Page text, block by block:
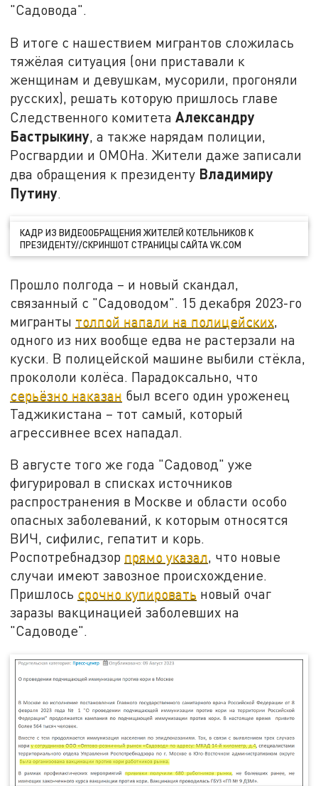
"Садовода".
В итоге с нашествием мигрантов сложилась
тяжёлая ситуация (они приставали к
женщинам и девушкам, мусорили, прогоняли
русских), решать которую пришлось главе
Следственного комитета Александру
Бастрыкину , а также нарядам полиции,
Росгвардии и ОМОНа. Жители даже записали
два обращения к президенту Владимиру
Путину
КАДР ИЗ ВИДЕООБРАЩЕНИЯ ЖИТЕЛЕЙ КОТЕЛЬНИКОВ К
ПРЕЗИДЕНТУ//СКРИНШОТ СТРАНИЦЫ САЙТА VK.COM
Прошло полгода – и новый скандал,
связанный с "Садоводом". 15 декабря 2023-го
мигранты толпой напали на полицейских,
одного из них вообще едва не растерзали на
куски. В полицейской машине выбили стёкла,
прокололи колёса. Парадоксально, что
серьёзно наказан был всего один уроженец
Таджикистана – тот самый, который
агрессивнее всех нападал.
В августе того же года "Садовод" уже
фигурировал в списках источников
распространения в Москве и области особо
опасных заболеваний, к которым относятся
ВИЧ, сифилис, гепатит и корь.
Роспотребнадзор прямо указал, что новые
случаи имеют завозное происхождение.
Пришлось срочно купировать новый очаг
заразы вакцинацией заболевших на
"Садоводе".